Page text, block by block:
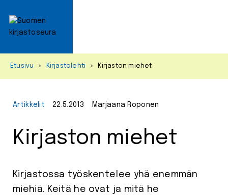
Etusivu > Kirjastolehti > Kirjaston miehet
Artikkelit 22.5.2013 Marjaana Roponen
Kirjaston miehet
Kirjastossa työskentelee yhä enemmän
miehiä. Keitä he ovat ja mitä he